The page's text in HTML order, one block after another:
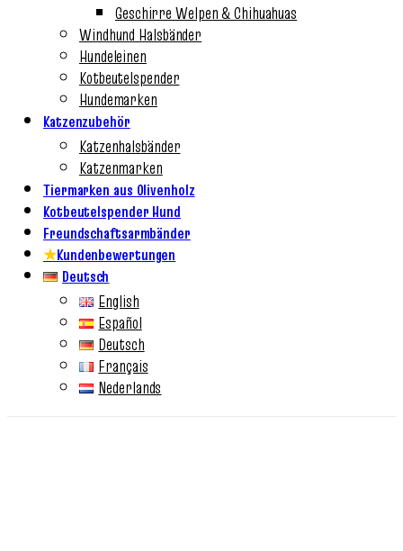
Geschirre Welpen & Chihuahuas
Windhund Halsbänder
Hundeleinen
Kotbeutelspender
Hundemarken
Katzenzubehör
Katzenhalsbänder
Katzenmarken
Tiermarken aus Olivenholz
Kotbeutelspender Hund
Freundschaftsarmbänder
★Kundenbewertungen
Deutsch
English
Español
Deutsch
Français
Nederlands